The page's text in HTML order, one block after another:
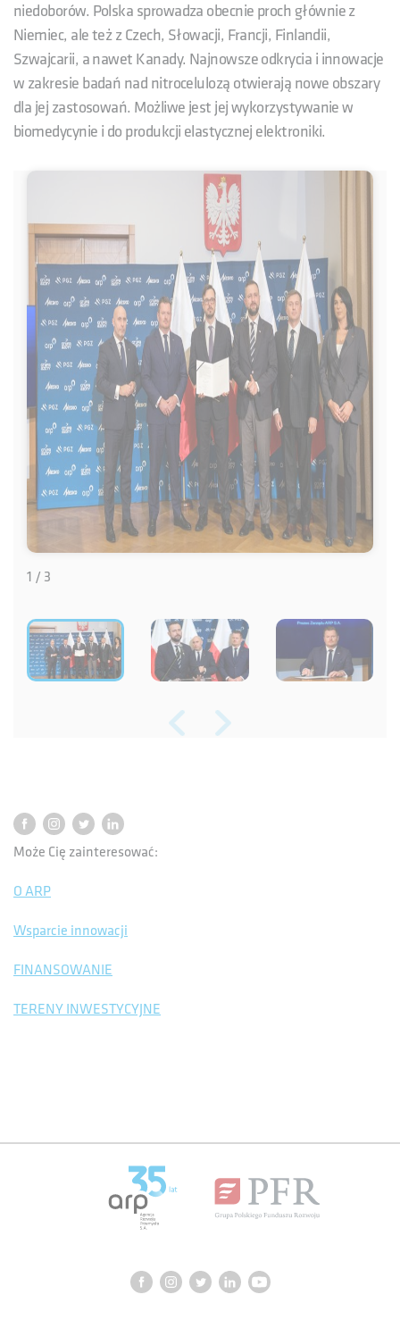
niedoborów. Polska sprowadza obecnie proch głównie z
Niemiec, ale też z Czech, Słowacji, Francji, Finlandii,
Szwajcarii, a nawet Kanady. Najnowsze odkrycia i innowacje
w zakresie badań nad nitrocelulozą otwierają nowe obszary
dla jej zastosowań. Możliwe jest jej wykorzystywanie w
biomedycynie i do produkcji elastycznej elektroniki.
1 / 3
Może Cię zainteresować:
O ARP
Wsparcie innowacji
FINANSOWANIE
TERENY INWESTYCYJNE